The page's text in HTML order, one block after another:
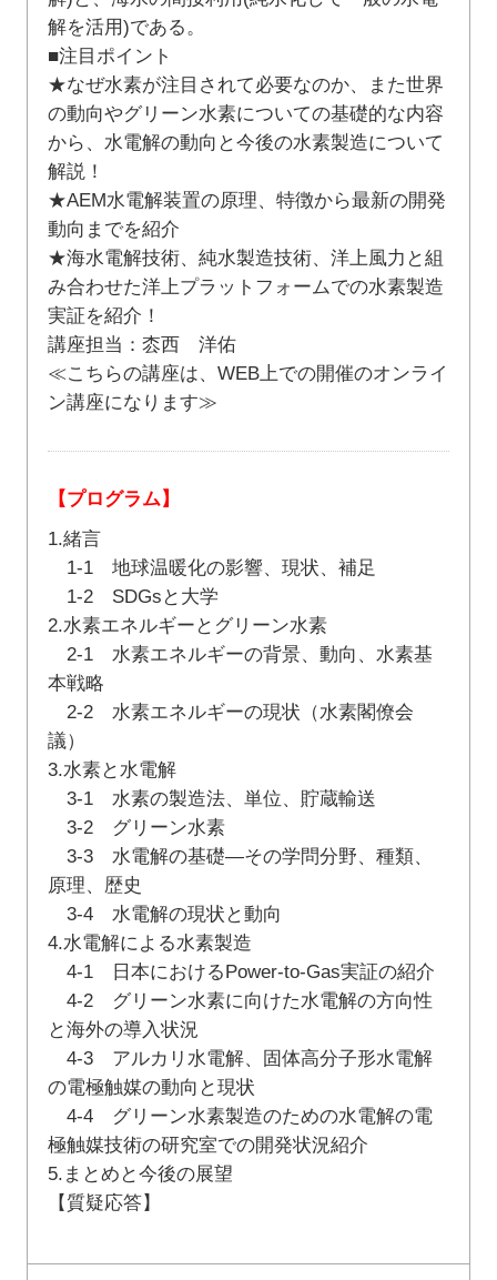
解を活用)である。
■注目ポイント
★なぜ水素が注目されて必要なのか、また世界
の動向やグリーン水素についての基礎的な内容
から、水電解の動向と今後の水素製造について
解説！
★AEM水電解装置の原理、特徴から最新の開発
動向までを紹介
★海水電解技術、純水製造技術、洋上風力と組
み合わせた洋上プラットフォームでの水素製造
実証を紹介！
講座担当：枩西 洋佑
≪こちらの講座は、WEB上での開催のオンライ
ン講座になります≫
【プログラム】
1.緒言
1-1 地球温暖化の影響、現状、補足
1-2 SDGsと大学
2.水素エネルギーとグリーン水素
2-1 水素エネルギーの背景、動向、水素基
本戦略
2-2 水素エネルギーの現状（水素閣僚会
議）
3.水素と水電解
3-1 水素の製造法、単位、貯蔵輸送
3-2 グリーン水素
3-3 水電解の基礎―その学問分野、種類、
原理、歴史
3-4 水電解の現状と動向
4.水電解による水素製造
4-1 日本におけるPower-to-Gas実証の紹介
4-2 グリーン水素に向けた水電解の方向性
と海外の導入状況
4-3 アルカリ水電解、固体高分子形水電解
の電極触媒の動向と現状
4-4 グリーン水素製造のための水電解の電
極触媒技術の研究室での開発状況紹介
5.まとめと今後の展望
【質疑応答】